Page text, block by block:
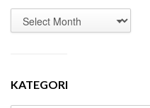
KATEGORI